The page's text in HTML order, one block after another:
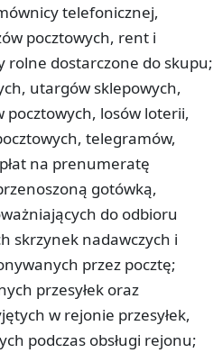
telefonicznej,
pocztowych, rent i
rolne dostarczone do skupu;
utargów sklepowych,
pocztowych, losów loterii,
telegramów,
na prenumeratę
gotówką,
do odbioru
skrzynek nadawczych i
przez pocztę;
przesyłek oraz
w rejonie przesyłek,
podczas obsługi rejonu;